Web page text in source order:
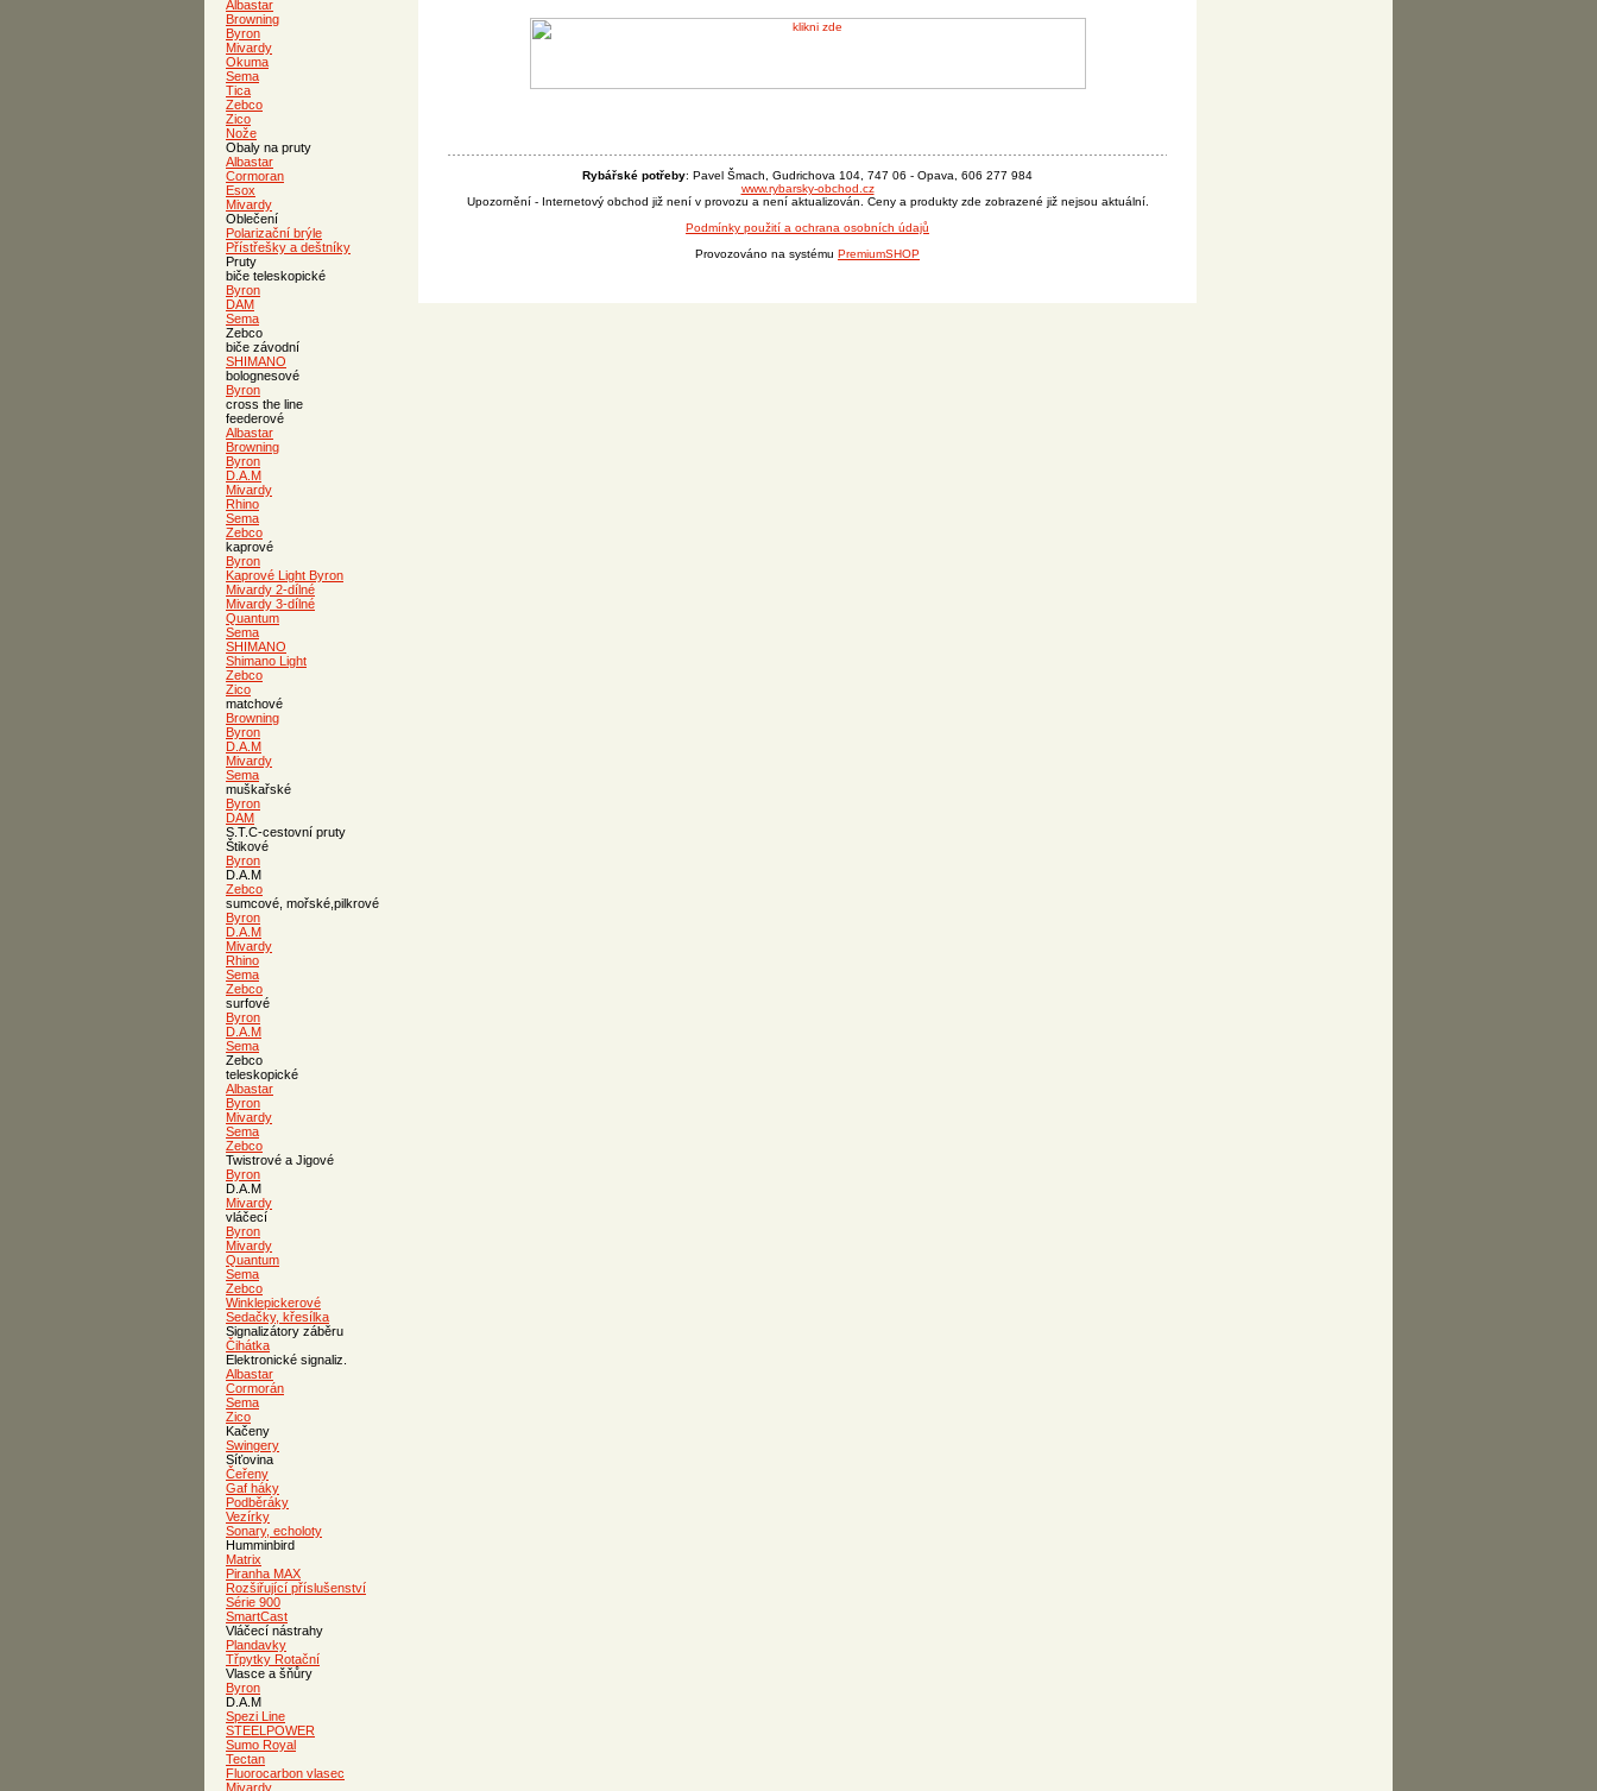
Albastar
Browning
Byron
Mivardy
Okuma
Sema
Tica
Zebco
Zico
Nože
Obaly na pruty
Albastar
Cormoran
Esox
Mivardy
Oblečení
Polarizační brýle
Přístřešky a deštníky
Pruty
biče teleskopické
Byron
DAM
Sema
Zebco
biče závodní
SHIMANO
bolognesové
Byron
cross the line
feederové
Albastar
Browning
Byron
D.A.M
Mivardy
Rhino
Sema
Zebco
kaprové
Byron
Kaprové Light Byron
Mivardy 2-dílné
Mivardy 3-dílné
Quantum
Sema
SHIMANO
Shimano Light
Zebco
Zico
matchové
Browning
Byron
D.A.M
Mivardy
Sema
muškařské
Byron
DAM
S.T.C-cestovní pruty
Štikové
Byron
D.A.M
Zebco
sumcové, mořské,pilkrové
Byron
D.A.M
Mivardy
Rhino
Sema
Zebco
surfové
Byron
D.A.M
Sema
Zebco
teleskopické
Albastar
Byron
Mivardy
Sema
Zebco
Twistrové a Jigové
Byron
D.A.M
Mivardy
vláčecí
Byron
Mivardy
Quantum
Sema
Zebco
Winklepickerové
Sedačky, křesílka
Signalizátory záběru
Čihátka
Elektronické signaliz.
Albastar
Cormorán
Sema
Zico
Kačeny
Swingery
Síťovina
Čeřeny
Gaf háky
Podběráky
Vezírky
Sonary, echoloty
Humminbird
Matrix
Piranha MAX
Rozšiřující příslušenství
Série 900
SmartCast
Vláčecí nástrahy
Plandavky
Třpytky Rotační
Vlasce a šňůry
Byron
D.A.M
Spezi Line
STEELPOWER
Sumo Royal
Tectan
Fluorocarbon vlasec
Mivardy
Rybářské potřeby: Pavel Šmach, Gudrichova 104, 747 06 - Opava, 606 277 984
www.rybarsky-obchod.cz
Upozornění - Internetový obchod již není v provozu a není aktualizován. Ceny a produkty zde zobrazené již nejsou aktuální.
Podmínky použití a ochrana osobních údajů
Provozováno na systému PremiumSHOP